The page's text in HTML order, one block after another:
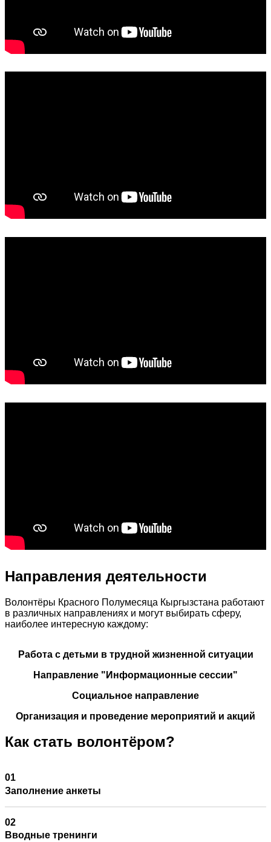
Направления деятельности
Волонтёры Красного Полумесяца Кыргызстана работают
в различных направлениях и могут выбирать сферу,
наиболее интересную каждому:
Работа с детьми в трудной жизненной ситуации
Направление "Информационные сессии"
Социальное направление
Организация и проведение мероприятий и акций
Как стать волонтёром?
Заполнение анкеты
Вводные тренинги